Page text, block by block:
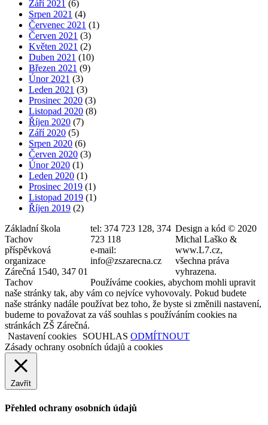
Září 2021 (6)
Srpen 2021 (4)
Červenec 2021 (1)
Červen 2021 (3)
Květen 2021 (2)
Duben 2021 (10)
Březen 2021 (9)
Únor 2021 (3)
Leden 2021 (3)
Prosinec 2020 (3)
Listopad 2020 (8)
Říjen 2020 (7)
Září 2020 (5)
Srpen 2020 (6)
Červen 2020 (3)
Únor 2020 (1)
Leden 2020 (1)
Prosinec 2019 (1)
Listopad 2019 (1)
Říjen 2019 (2)
Základní škola
Tachov
příspěvková
organizace
Zárečná 1540, 347 01
Tachov
tel: 374 723 128, 374
723 118
e-mail:
info@zszarecna.cz
Design a kód © 2020
Michal Laško &
www.L7.cz,
všechna práva
vyhrazena.
Používáme cookies, abychom mohli upravit
naše stránky tak, aby vám co nejvíce vyhovovaly. Pokud budete
naše stránky nadále používat bez toho, že byste si změnili nastavení,
budeme to považovat za váš souhlas s používáním cookies na
stránkách ZŠ Zárečná.
Nastavení cookies
SOUHLAS ODMÍTNOUT
Zásady ochrany osobních údajů a cookies
Zavřít
Přehled ochrany osobních údajů